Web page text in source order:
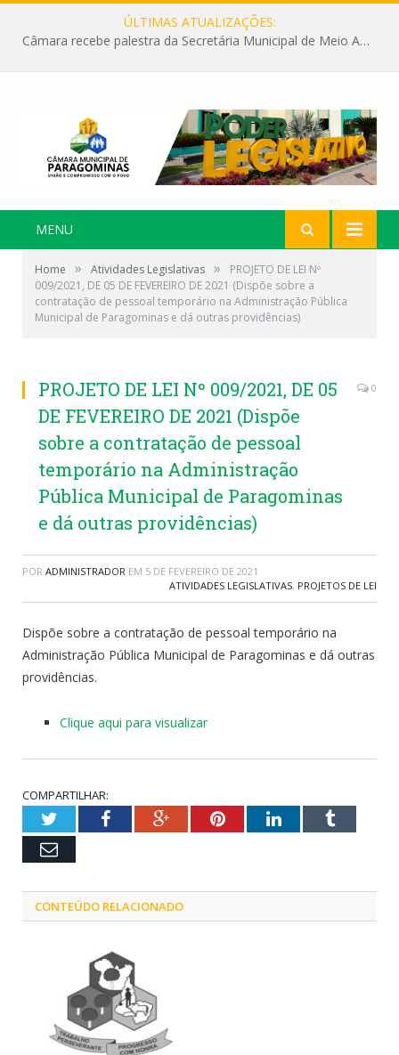
ÚLTIMAS ATUALIZAÇÕES:
Câmara recebe palestra da Secretária Municipal de Meio Ambiente sobre as ações da “SEMANA DO MEIO AMBIENTE”
MENU
Home » Atividades Legislativas »
PROJETO DE LEI Nº
009/2021, DE 05 DE FEVEREIRO DE 2021 (Dispõe sobre a
contratação de pessoal temporário na Administração Pública
Municipal de Paragominas e dá outras providências)
PROJETO DE LEI Nº 009/2021, DE 05
DE FEVEREIRO DE 2021 (Dispõe
sobre a contratação de pessoal
temporário na Administração
Pública Municipal de Paragominas
e dá outras providências)
0
POR ADMINISTRADOR EM 5 DE FEVEREIRO DE 2021
ATIVIDADES LEGISLATIVAS, PROJETOS DE LEI
Dispõe sobre a contratação de pessoal temporário na
Administração Pública Municipal de Paragominas e dá outras
providências.
Clique aqui para visualizar
COMPARTILHAR:
TwitterFacebookGoogle+PinterestLinkedInTumblr
Email
CONTEÚDO RELACIONADO